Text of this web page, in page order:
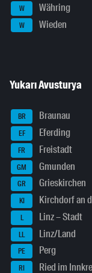
W Währing
W Wieden
Yukarı Avusturya
BR Braunau
EF Eferding
FR Freistadt
GM Gmunden
GR Grieskirchen
KI Kirchdorf an
L Linz – Stadt
LL Linz/Land
PE Perg
RI Ried im